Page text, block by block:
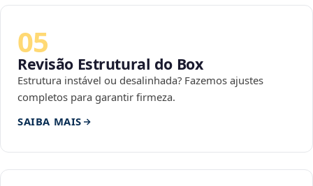
05
Revisão Estrutural do Box
Estrutura instável ou desalinhada? Fazemos ajustes
completos para garantir firmeza.
SAIBA MAIS